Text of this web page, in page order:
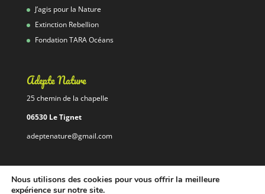
J’agis pour la Nature
Extinction Rebellion
Fondation TARA Océans
Adepte Nature
25 chemin de la chapelle
06530 Le Tignet
adeptenature@gmail.com
Nous utilisons des cookies pour vous offrir la meilleure
expérience sur notre site.